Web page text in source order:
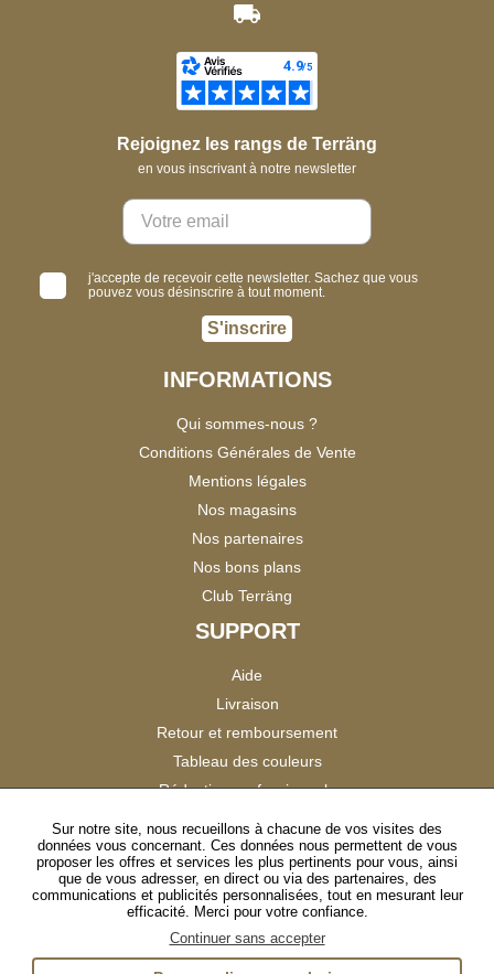
Rejoignez les rangs de Terräng
en vous inscrivant à notre newsletter
j'accepte de recevoir cette newsletter. Sachez que vous
pouvez vous désinscrire à tout moment.
S'inscrire
INFORMATIONS
Qui sommes-nous ?
Conditions Générales de Vente
Mentions légales
Nos magasins
Nos partenaires
Nos bons plans
Club Terräng
SUPPORT
Aide
Livraison
Retour et remboursement
Tableau des couleurs
Réduction professionnels
Satisfaction Clients
SUIVEZ-NOUS
Sur notre site, nous recueillons à chacune de vos visites des
données vous concernant. Ces données nous permettent de vous
proposer les offres et services les plus pertinents pour vous, ainsi
que de vous adresser, en direct ou via des partenaires, des
communications et publicités personnalisées, tout en mesurant leur
efficacité. Merci pour votre confiance.
Continuer sans accepter